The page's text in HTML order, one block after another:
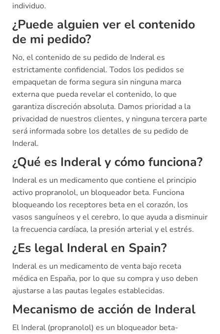
individuo.
¿Puede alguien ver el contenido
de mi pedido?
No, el contenido de su pedido de Inderal es
estrictamente confidencial. Todos los pedidos se
empaquetan de forma segura sin ninguna marca
externa que pueda revelar el contenido, lo que
garantiza discreción absoluta. Damos prioridad a la
privacidad de nuestros clientes, y ninguna tercera parte
será informada sobre los detalles de su pedido de
Inderal.
¿Qué es Inderal y cómo funciona?
Inderal es un medicamento que contiene el principio
activo propranolol, un bloqueador beta. Funciona
bloqueando los receptores beta en el corazón, los
vasos sanguíneos y el cerebro, lo que ayuda a disminuir
la frecuencia cardíaca, la presión arterial y el estrés.
¿Es legal Inderal en Spain?
Inderal es un medicamento de venta bajo receta
médica en España, por lo que su compra y uso deben
ajustarse a las pautas legales establecidas.
Mecanismo de acción de Inderal
El Inderal (propranolol) es un bloqueador beta-